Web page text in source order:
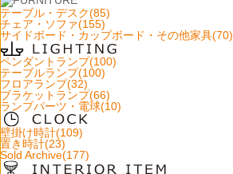
テーブル・デスク(85)
チェア・ソファ(155)
サイドボード・カップボード・その他家具(70)
ペンダントランプ(100)
テーブルランプ(100)
フロアランプ(32)
ブラケットランプ(66)
ランプパーツ・電球(10)
壁掛け時計(109)
置き時計(23)
Sold Archive(177)